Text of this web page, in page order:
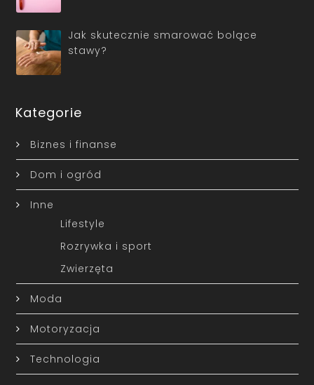
Jak skutecznie smarować bolące
stawy?
Kategorie
Biznes i finanse
Dom i ogród
Inne
Lifestyle
Rozrywka i sport
Zwierzęta
Moda
Motoryzacja
Technologia